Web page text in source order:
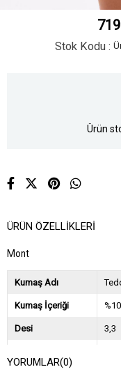
Stok Kodu
Ürün
ÜRÜN ÖZELLIKLERI
Mont
Kumaş Adı
Kumaş İçeriği
Desi 3,3
YORUMLAR(0)